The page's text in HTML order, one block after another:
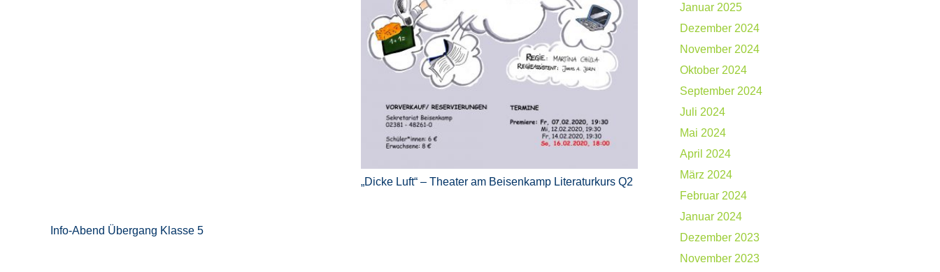
„Dicke Luft“ – Theater am Beisenkamp Literaturkurs Q2
Info-Abend Übergang Klasse 5
Januar 2025
Dezember 2024
November 2024
Oktober 2024
September 2024
Juli 2024
Mai 2024
April 2024
März 2024
Februar 2024
Januar 2024
Dezember 2023
November 2023